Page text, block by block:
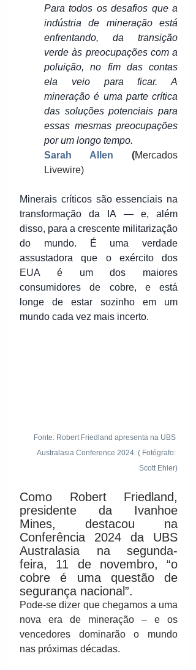
Para todos os desafios que a
indústria de mineração está
enfrentando, da transição
verde às preocupações com a
poluição, no fim das contas
ela veio para ficar. A
mineração é uma parte crítica
das soluções potenciais para
essas mesmas preocupações
por um longo tempo.
Sarah Allen (Mercados
Livewire)
Minerais críticos são essenciais na
transformação da IA ​​— e, além
disso, para a crescente militarização
do mundo. É uma verdade
assustadora que o exército dos
EUA é um dos maiores
consumidores de cobre, e está
longe de estar sozinho em um
mundo cada vez mais incerto.
Fonte: Robert Friedland apresenta na UBS
Australasia Conference 2024. ( Fotógrafo:
Scott Ehler)
Como Robert Friedland,
presidente da Ivanhoe
Mines, destacou na
Conferência 2024 da UBS
Australasia na segunda-
feira, 11 de novembro, “o
cobre é uma questão de
segurança nacional”.
Pode-se dizer que chegamos a uma
nova era de mineração – e os
vencedores dominarão o mundo
nas próximas décadas.